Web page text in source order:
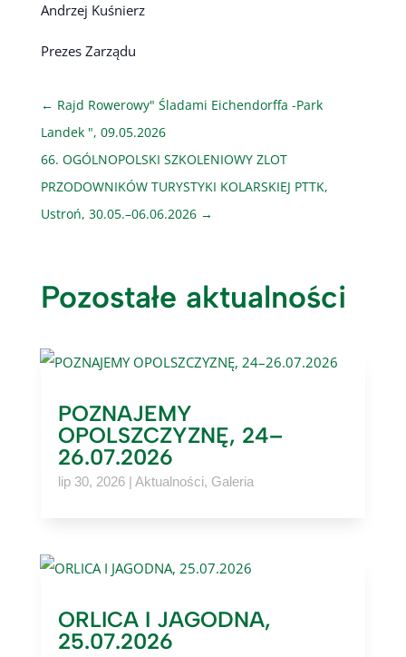
Andrzej Kuśnierz
Prezes Zarządu
← Rajd Rowerowy" Śladami Eichendorffa -Park
Landek ", 09.05.2026
66. OGÓLNOPOLSKI SZKOLENIOWY ZLOT
PRZODOWNIKÓW TURYSTYKI KOLARSKIEJ PTTK,
Ustroń, 30.05.–06.06.2026→
Pozostałe aktualności
POZNAJEMY
OPOLSZCZYZNĘ, 24–
26.07.2026
lip 30, 2026| Aktualności, Galeria
ORLICA I JAGODNA,
25.07.2026